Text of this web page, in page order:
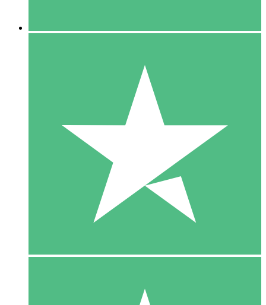
10 Downloads
20 00